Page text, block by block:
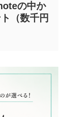
の中か
（数千円